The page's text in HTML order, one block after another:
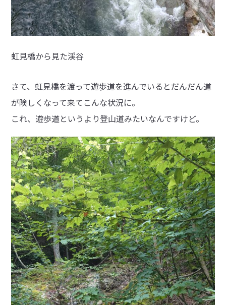
虹見橋から見た渓谷
さて、虹見橋を渡って遊歩道を進んでいるとだんだん道
が険しくなって来てこんな状況に。
これ、遊歩道というより登山道みたいなんですけど。